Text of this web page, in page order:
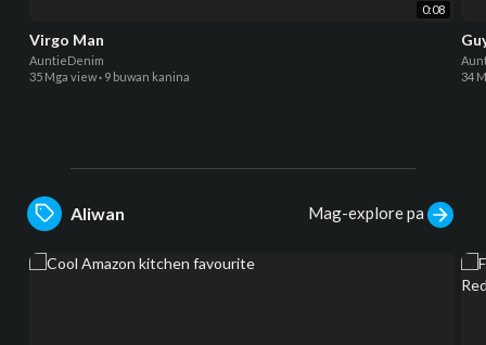
0:08
Virgo Man
AuntieDenim
35 Mga view· 9 buwan kanina
34
Aliwan Mag-explore pa